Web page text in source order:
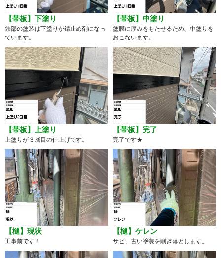
【帯板】下塗り
鉄部の塗装は下塗りが錆止め剤になっ
ています。
【帯板】中塗り
塗膜に厚みをもたせるため、中塗りを
おこないます。
【帯板】上塗り
上塗りが３層目の仕上げです。
【帯板】完了
完了です★
【樋】現状
工事前です！
【樋】ケレン
サビ、古い塗装を削ぎ落とします。